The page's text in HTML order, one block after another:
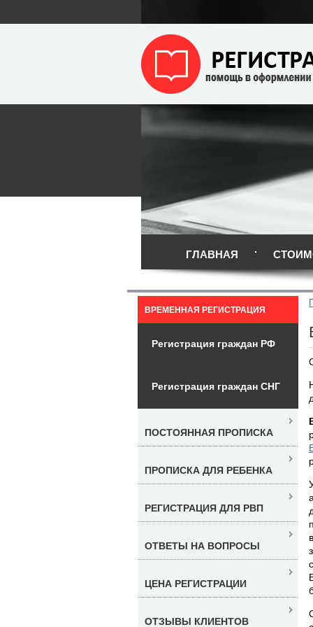
ГЛАВНАЯ
ВРЕМЕННАЯ РЕГИСТРАЦИЯ
Регистрация граждан РФ
Регистрация граждан СНГ
ПОСТОЯННАЯ ПРОПИСКА
ПРОПИСКА ДЛЯ РЕБЕНКА
РЕГИСТРАЦИЯ ДЛЯ РВП
ОТВЕТЫ НА ВОПРОСЫ
ЦЕНА РЕГИСТРАЦИИ
ОТЗЫВЫ КЛИЕНТОВ